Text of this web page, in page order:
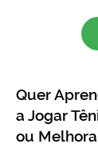
Quer
a Jogar
ou